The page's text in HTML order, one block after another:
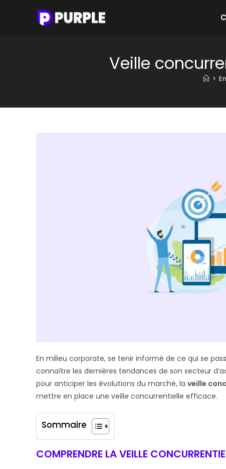
Veille
>
En milieu corporate, se tenir informé de ce qui se
connaître les dernières tendances de son secteur
pour anticiper les évolutions du marché, la veille
mettre en place une veille concurrentielle efficace.
Sommaire
COMPRENDRE LA VEILLE